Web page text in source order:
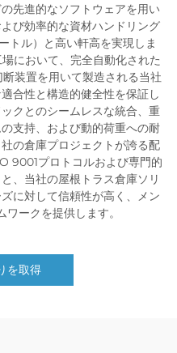
進的なソフトウェアを用い
び効率的な資材ハンドリング
トル）と高い軒高を実現しま
において、完全自動化された
装置を用いて製造される当社
合性と構造的健全性を保証し
クとのシームレスな統合、重
支持、および動的荷重への耐
の倉庫プロジェクトが誇る配
9001プロトコルおよび専門的
、当社の屋根トラス倉庫ソリ
に対して信頼性が高く、メン
ークを提供します。
を取得